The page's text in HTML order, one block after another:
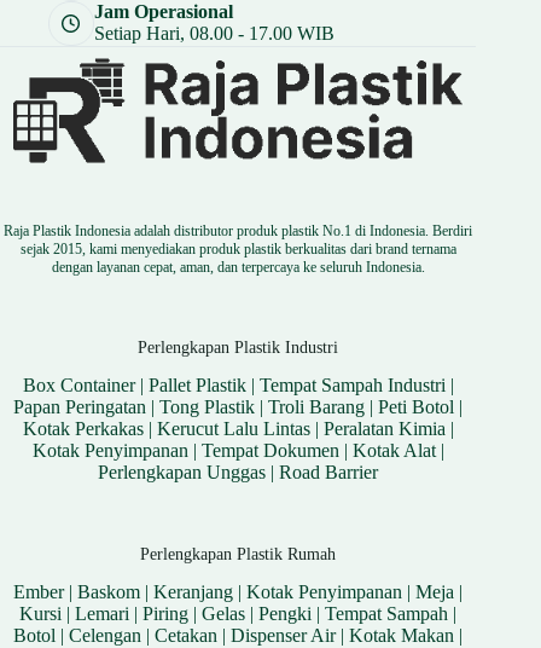
Jam Operasional
Setiap Hari, 08.00 - 17.00 WIB
Raja Plastik Indonesia adalah distributor produk plastik No.1 di Indonesia. Berdiri
sejak 2015, kami menyediakan produk plastik berkualitas dari brand ternama
dengan layanan cepat, aman, dan terpercaya ke seluruh Indonesia.
Perlengkapan Plastik Industri
Box Container| Pallet Plastik| Tempat Sampah Industri |
Papan Peringatan |Tong Plastik |Troli Barang |Peti Botol |
Kotak Perkakas| Kerucut Lalu Lintas| Peralatan Kimia |
Kotak Penyimpanan | Tempat Dokumen | Kotak Alat|
Perlengkapan Unggas |Road Barrier
Perlengkapan Plastik Rumah
Ember|Baskom |Keranjang |Kotak Penyimpanan |Meja |
Kursi |Lemari |Piring |Gelas |Pengki |Tempat Sampah |
Botol |Celengan |Cetakan |Dispenser Air|Kotak Makan |